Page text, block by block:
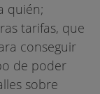
quién;
tarifas, que
conseguir
de poder
sobre